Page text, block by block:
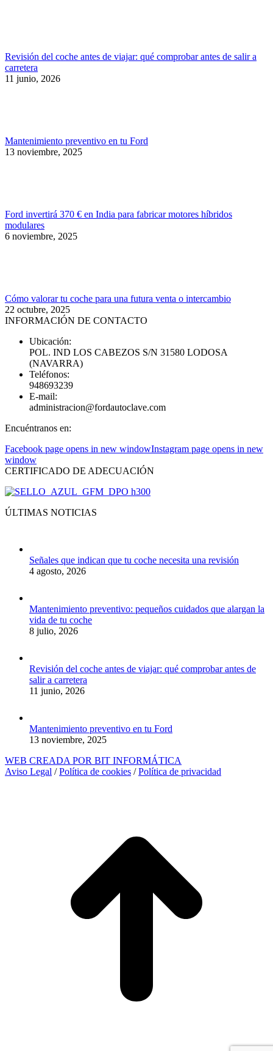
Revisión del coche antes de viajar: qué comprobar antes de salir a
carretera
11 junio, 2026
Mantenimiento preventivo en tu Ford
13 noviembre, 2025
Ford invertirá 370 € en India para fabricar motores híbridos
modulares
6 noviembre, 2025
Cómo valorar tu coche para una futura venta o intercambio
22 octubre, 2025
INFORMACIÓN DE CONTACTO
Ubicación:
POL. IND LOS CABEZOS S/N 31580 LODOSA
(NAVARRA)
Teléfonos:
948693239
E-mail:
administracion@fordautoclave.com
Encuéntranos en:
Facebook page opens in new windowInstagram page opens in new
window
CERTIFICADO DE ADECUACIÓN
ÚLTIMAS NOTICIAS
Señales que indican que tu coche necesita una revisión
4 agosto, 2026
Mantenimiento preventivo: pequeños cuidados que alargan la
vida de tu coche
8 julio, 2026
Revisión del coche antes de viajar: qué comprobar antes de
salir a carretera
11 junio, 2026
Mantenimiento preventivo en tu Ford
13 noviembre, 2025
WEB CREADA POR BIT INFORMÁTICA
Aviso Legal /Política de cookies /Política de privacidad